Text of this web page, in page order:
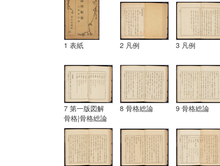
1 表紙 2 凡例 3 凡例
7 第一版図解
骨格|骨格総論
8 骨格総論 9 骨格総論